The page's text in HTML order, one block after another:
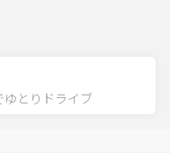
とりドライブ